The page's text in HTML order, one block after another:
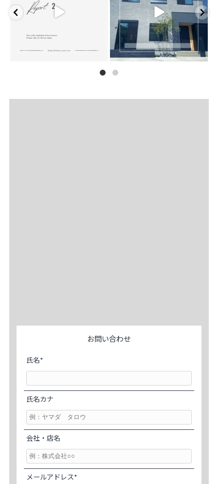
お問い合わせ
氏名*
氏名カナ
会社・店名
メールアドレス*